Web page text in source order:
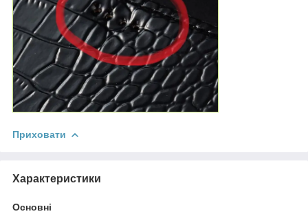
Приховати
Характеристики
Основні